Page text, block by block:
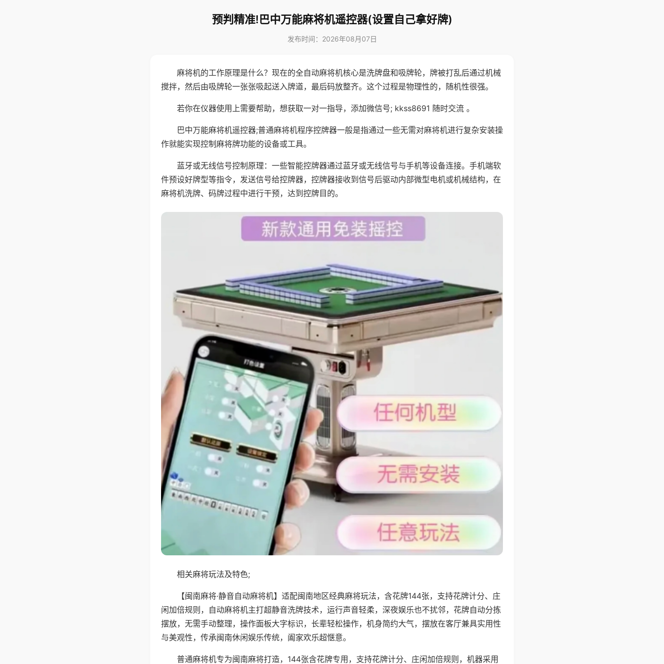
预判精准!巴中万能麻将机遥控器(设置自己拿好牌)
发布时间：2026年08月07日
麻将机的工作原理是什么？现在的全自动麻将机核心是洗牌盘和吸牌轮，牌被打乱后通过机械
搅拌，然后由吸牌轮一张张吸起送入牌道，最后码放整齐。这个过程是物理性的，随机性很强。
若你在仪器使用上需要帮助，想获取一对一指导，添加微信号; kkss8691 随时交流 。
巴中万能麻将机遥控器;普通麻将机程序控牌器一般是指通过一些无需对麻将机进行复杂安装操
作就能实现控制麻将牌功能的设备或工具。
蓝牙或无线信号控制原理：一些智能控牌器通过蓝牙或无线信号与手机等设备连接。手机端软
件预设好牌型等指令，发送信号给控牌器，控牌器接收到信号后驱动内部微型电机或机械结构，在
麻将机洗牌、码牌过程中进行干预，达到控牌目的。
相关麻将玩法及特色;
【闽南麻将·静音自动麻将机】适配闽南地区经典麻将玩法，含花牌144张，支持花牌计分、庄
闲加倍规则，自动麻将机主打超静音洗牌技术，运行声音轻柔，深夜娱乐也不扰邻，花牌自动分拣
摆放，无需手动整理，操作面板大字标识，长辈轻松操作，机身简约大气，摆放在客厅兼具实用性
与美观性，传承闽南休闲娱乐传统，阖家欢乐超惬意。
普通麻将机专为闽南麻将打造，144张含花牌专用，支持花牌计分、庄闲加倍规则，机器采用